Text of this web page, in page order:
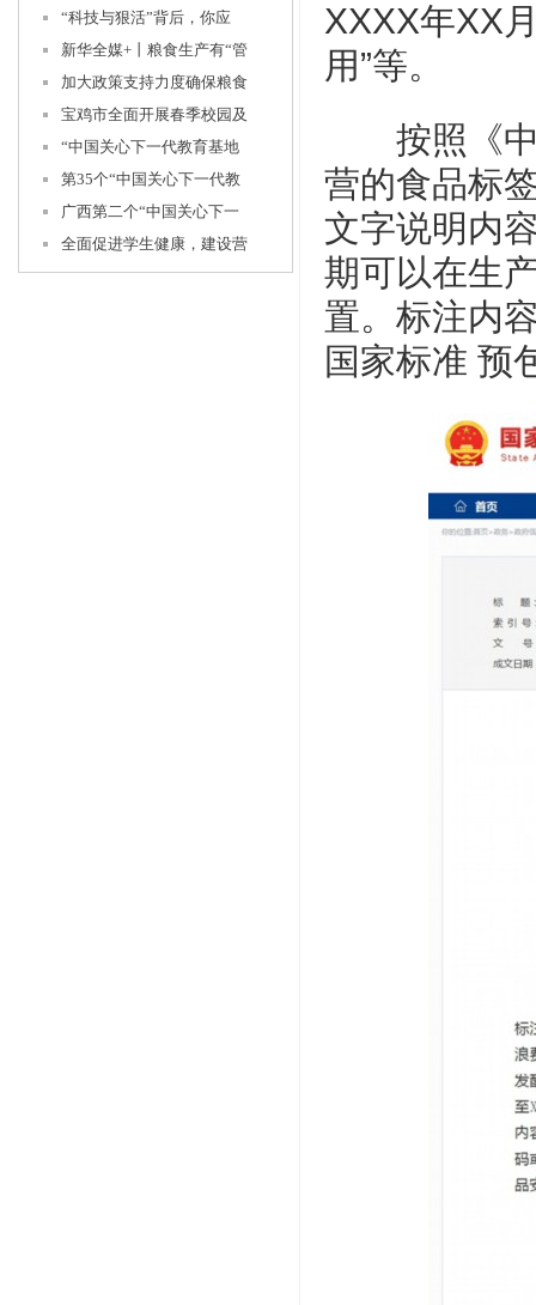
XXXX年XX
用”等。
按照《中
营的食品标
文字说明内
期可以在生
置。标注内
国家标准 预
“科技与狠活”背后，你应
新华全媒+丨粮食生产有“管
加大政策支持力度确保粮食
宝鸡市全面开展春季校园及
“中国关心下一代教育基地
第35个“中国关心下一代教
广西第二个“中国关心下一
全面促进学生健康，建设营